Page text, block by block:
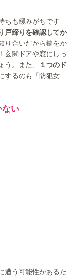
ちも緩みがちです
戸締りを確認してか
り合いだから鍵をか
玄関ドアや窓にしっ
う。また、
１つのド
するのも「防犯女
ない
遭う可能性があるた